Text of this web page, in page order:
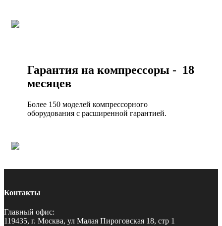
Гарантия на компрессоры - 18
месяцев
Более 150 моделей компрессорного
оборудования с расширенной гарантией.
Контакты
Главный офис:
119435, г. Москва, ул Малая Пироговская 18, стр 1